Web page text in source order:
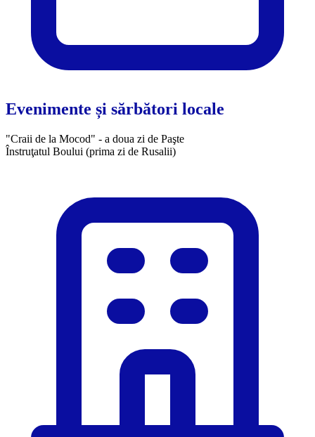
Evenimente și sărbători locale
"Craii de la Mocod" - a doua zi de Paşte
Înstruţatul Boului (prima zi de Rusalii)